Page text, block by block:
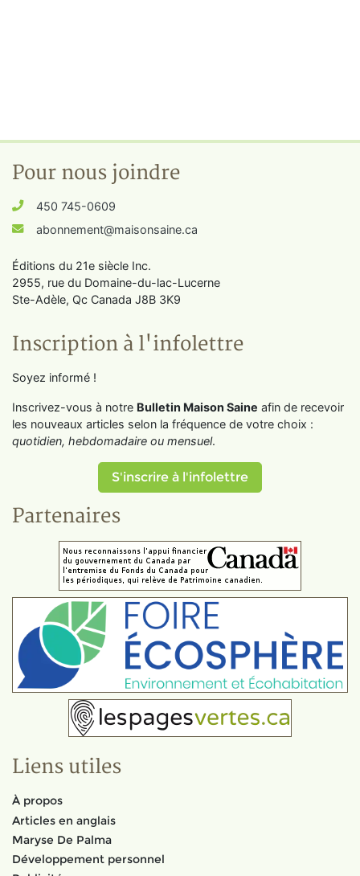
Pour nous joindre
450 745-0609
abonnement@maisonsaine.ca
Éditions du 21e siècle Inc.
2955, rue du Domaine-du-lac-Lucerne
Ste-Adèle, Qc Canada J8B 3K9
Inscription à l'infolettre
Soyez informé !
Inscrivez-vous à notre Bulletin Maison Saine afin de recevoir
les nouveaux articles selon la fréquence de votre choix :
quotidien, hebdomadaire ou mensuel.
S'inscrire à l'infolettre
Partenaires
Liens utiles
À propos
Articles en anglais
Maryse De Palma
Développement personnel